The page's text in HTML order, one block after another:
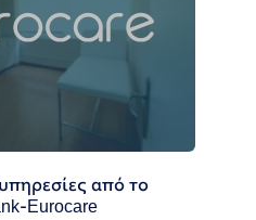
από το
Eurocare